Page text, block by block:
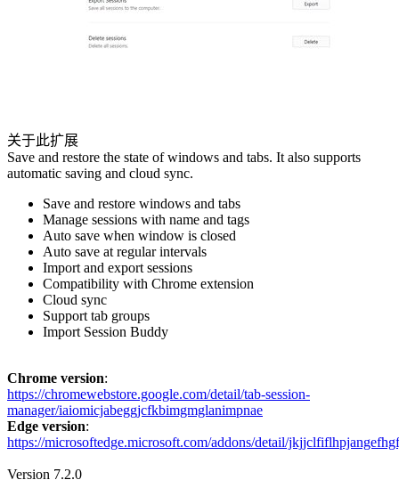
关于此扩展
Save and restore the state of windows and tabs. It also supports
automatic saving and cloud sync.
Save and restore windows and tabs
Manage sessions with name and tags
Auto save when window is closed
Auto save at regular intervals
Import and export sessions
Compatibility with Chrome extension
Cloud sync
Support tab groups
Import Session Buddy
Chrome version:
https://chromewebstore.google.com/detail/tab-session-
manager/iaiomicjabeggjcfkbimgmglanimpnae
Edge version:
https://microsoftedge.microsoft.com/addons/detail/
Version 7.2.0